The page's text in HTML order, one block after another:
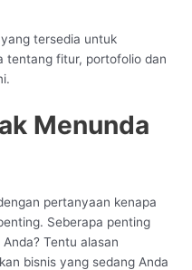
tersedia untuk
tentang fitur, portofolio dan
Menunda
pertanyaan kenapa
Seberapa penting
Tentu alasan
bisnis yang sedang Anda